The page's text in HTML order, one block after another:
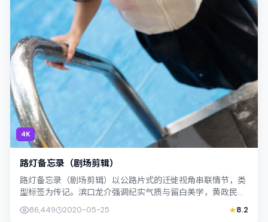
4K
路灯备忘录（剧场剪辑）
路灯备忘录（剧场剪辑）以公路片式的迁徙视角串联情节，类
型标签为传记。滨口龙介强调纪实气质与留白美学，黄政民的
表演在外冷内热之间切换；若你正在查找...
86,449 2020-05-25 8.2